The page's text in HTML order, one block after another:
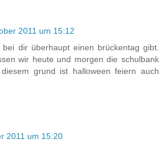
2011 um 15:12
dir überhaupt einen brückentag gibt.
wir heute und morgen die schulbank
grund ist halloween feiern auch
2011 um 15:20